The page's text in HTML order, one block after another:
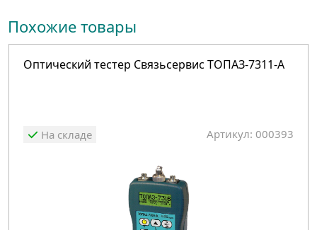
Похожие товары
Оптический тестер Связьсервис ТОПАЗ-7311-А
На складе Артикул: 000393